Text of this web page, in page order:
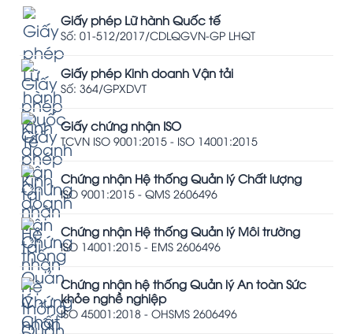
Giấy phép Lữ hành Quốc tế
Số: 01-512/2017/CDLQGVN-GP LHQT
Giấy phép Kinh doanh Vận tải
Số: 364/GPXDVT
Giấy chứng nhận ISO
TCVN ISO 9001:2015 - ISO 14001:2015
Chứng nhận Hệ thống Quản lý Chất lượng
ISO 9001:2015 - QMS 2606496
Chứng nhận Hệ thống Quản lý Môi trường
ISO 14001:2015 - EMS 2606496
Chứng nhận hệ thống Quản lý An toàn Sức
khỏe nghề nghiệp
ISO 45001:2018 - OHSMS 2606496